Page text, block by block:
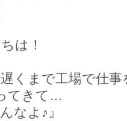
は！
くまで工場で仕
てきて…
なよ♪』